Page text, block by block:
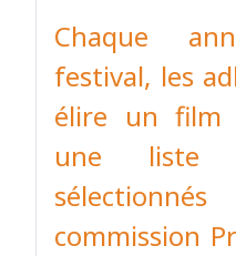
Chaque
festival, les
élire un film
une
commission